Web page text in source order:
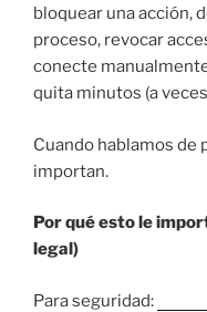
bloquear una acción,
proceso, revocar
conecte
quita minutos (a
Cuando hablamos de
importan.
Por qué esto le
legal)
Para seguridad: